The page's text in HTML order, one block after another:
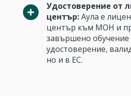
Удостоверение от
център:Аула е
център към МОН и
завършено обучение
удостоверение,
но и в ЕС.